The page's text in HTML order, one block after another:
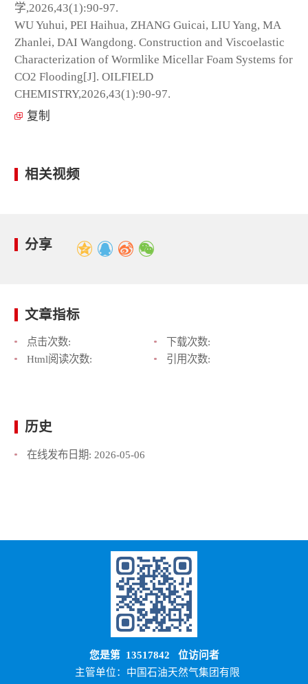
学,2026,43(1):90-97.
WU Yuhui, PEI Haihua, ZHANG Guicai, LIU Yang, MA
Zhanlei, DAI Wangdong. Construction and Viscoelastic
Characterization of Wormlike Micellar Foam Systems for
CO2 Flooding[J]. OILFIELD
CHEMISTRY,2026,43(1):90-97.
复制
相关视频
分享
文章指标
点击次数:
下载次数:
Html阅读次数:
引用次数:
历史
在线发布日期: 2026-05-06
您是第 13517842 位访问者
主管单位：中国石油天然气集团有限